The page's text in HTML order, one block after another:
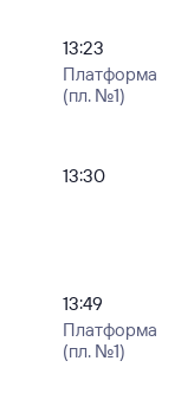
13:23
Платформа
(пл. №1)
13:30
13:49
Платформа
(пл. №1)